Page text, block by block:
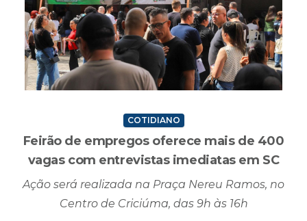
COTIDIANO
Feirão de empregos oferece mais de 400
vagas com entrevistas imediatas em SC
Ação será realizada na Praça Nereu Ramos, no
Centro de Criciúma, das 9h às 16h